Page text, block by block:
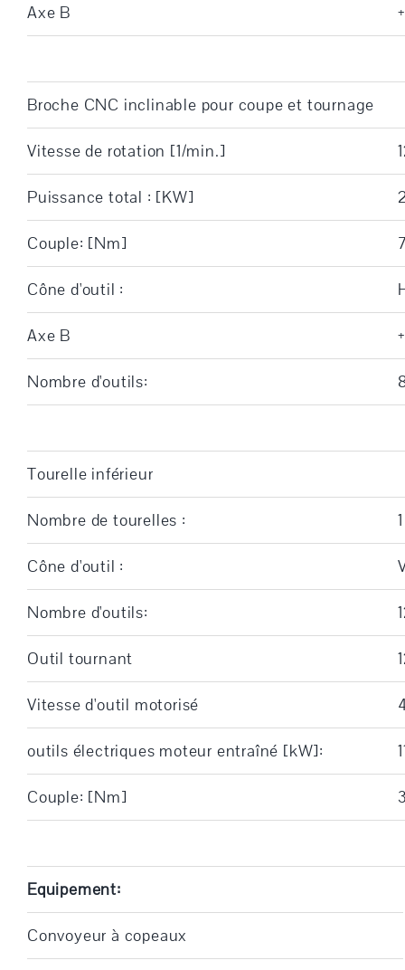
Axe B
Broche CNC inclinable pour coupe et tournage
Vitesse de rotation [1/min.]
Puissance total : [KW]
Couple: [Nm]
Cône d'outil :
Axe B
Nombre d'outils:
Tourelle inférieur
Nombre de tourelles : 1
Cône d'outil :
Nombre d'outils:
Outil tournant
Vitesse d'outil motorisé
outils électriques moteur entraîné [kW]:
Couple: [Nm]
Equipement:
Convoyeur à copeaux